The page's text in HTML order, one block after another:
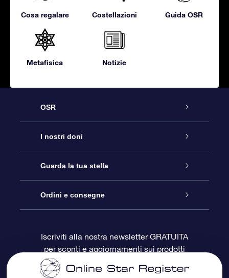
Cosa regalare Costellazioni Guida OSR
Metafisica Notizie
OSR
Assistenza
Contattaci
Blog
OSR Recensioni
I nostri doni
Online Star Gift
Pacchetto regalo OSR
Gift Card OSR
Guarda la tua stella
Registro stellare
Star Page personalizzata
Ordini e consegne
Informazioni di Pagamento
Iscriviti alla nostra newsletter GRATUITA
per sconti e aggiornamenti sui prodotti